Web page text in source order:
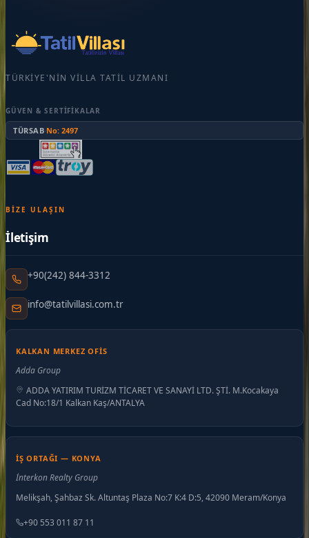
TÜRKIYE'NIN VILLA TATIL UZMANI
GÜVEN & SERTIFIKALAR
TÜRSAB·No: 2497
BIZE ULAŞIN
İletişim
+90(242) 844-3312
info@tatilvillasi.com.tr
KALKAN MERKEZ OFIS
Adda Group
ADDA YATIRIM TURİZM TİCARET VE SANAYİ LTD. ŞTİ. M.Kocakaya
Cad No:18/1 Kalkan Kaş/ANTALYA
İŞ ORTAĞI — KONYA
İnterkon Realty Group
Melikşah, Şahbaz Sk. Altuntaş Plaza No:7 K:4 D:5, 42090 Meram/Konya
+90 553 011 87 11